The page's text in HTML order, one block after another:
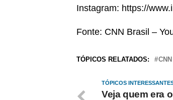
Instagram: https://
Fonte: CNN Brasil –
TÓPICOS RELATADOS: CNN
TÓPICOS
Veja quem era